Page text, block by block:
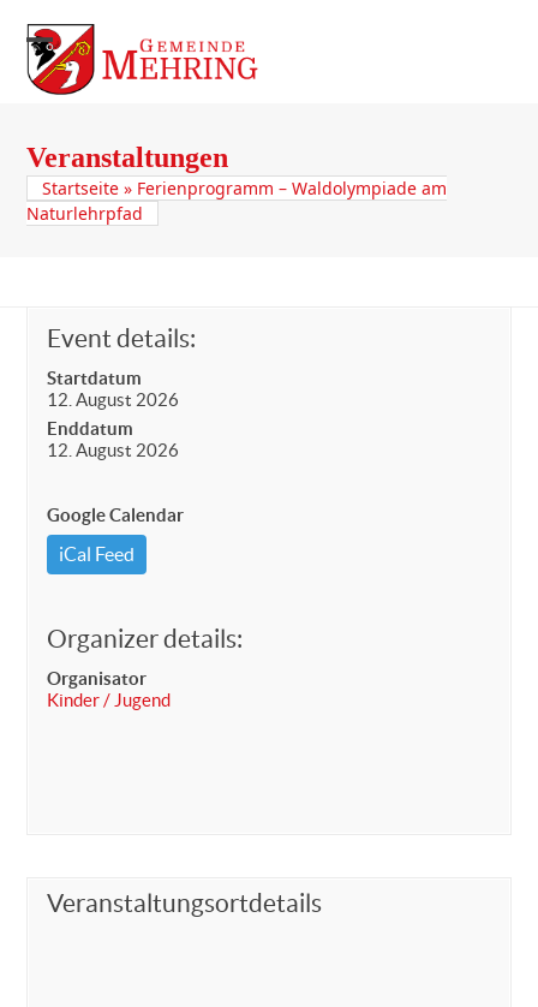
content
Open
mobile
menu
Close
mobile
menu
Veranstaltungen
Startseite » Ferienprogramm – Waldolympiade am
Naturlehrpfad
Event details:
Startdatum
12. August 2026
Enddatum
12. August 2026
Google Calendar
iCal Feed
Organizer details:
Organisator
Kinder / Jugend
Veranstaltungsortdetails